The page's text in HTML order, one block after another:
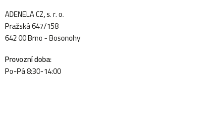
ADENELA CZ, s. r. o.
Pražská 647/158
642 00 Brno - Bosonohy
Provozní doba:
Po-Pá 8:30-14:00